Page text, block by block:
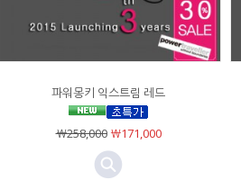
파워몽키 익스트림 레드
￦258,000￦171,000